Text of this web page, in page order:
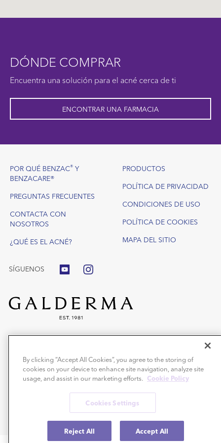
DÓNDE COMPRAR
Encuentra una solución para el acné cerca de ti
ENCONTRAR UNA FARMACIA
Footer
POR QUÉ BENZAC® Y
BENZACARE®
PREGUNTAS FRECUENTES
CONTACTA CON
NOSOTROS
¿QUÉ ES EL ACNÉ?
PRODUCTOS
POLÍTICA DE PRIVACIDAD
CONDICIONES DE USO
POLÍTICA DE COOKIES
MAPA DEL SITIO
SÍGUENOS
Gel o Wash gel: Medicamentos no sujetos a prescripción médica
veces al día, según tolerancia.
Precauciones: Puede decolorar el cabello y tejidos. Leer el prospecto. En
caso de duda o persistencia de los síntomas consultar a un
son productos cosméticos.
y Benzacare® son unas marcas registradas de Galderma S.A.
Copyright © 2019 Galderma S.A © 2026 Todos los derechos reservados.
By clicking “Accept All Cookies”, you agree to the storing of
cookies on your device to enhance site navigation, analyze site
usage, and assist in our marketing efforts. Cookie Policy
Cookies Settings
Reject All Accept All